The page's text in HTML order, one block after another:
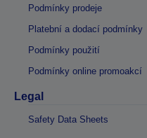
Podmínky prodeje
Platební a dodací podmínky
Podmínky použití
Podmínky online promoakcí
Legal
Safety Data Sheets